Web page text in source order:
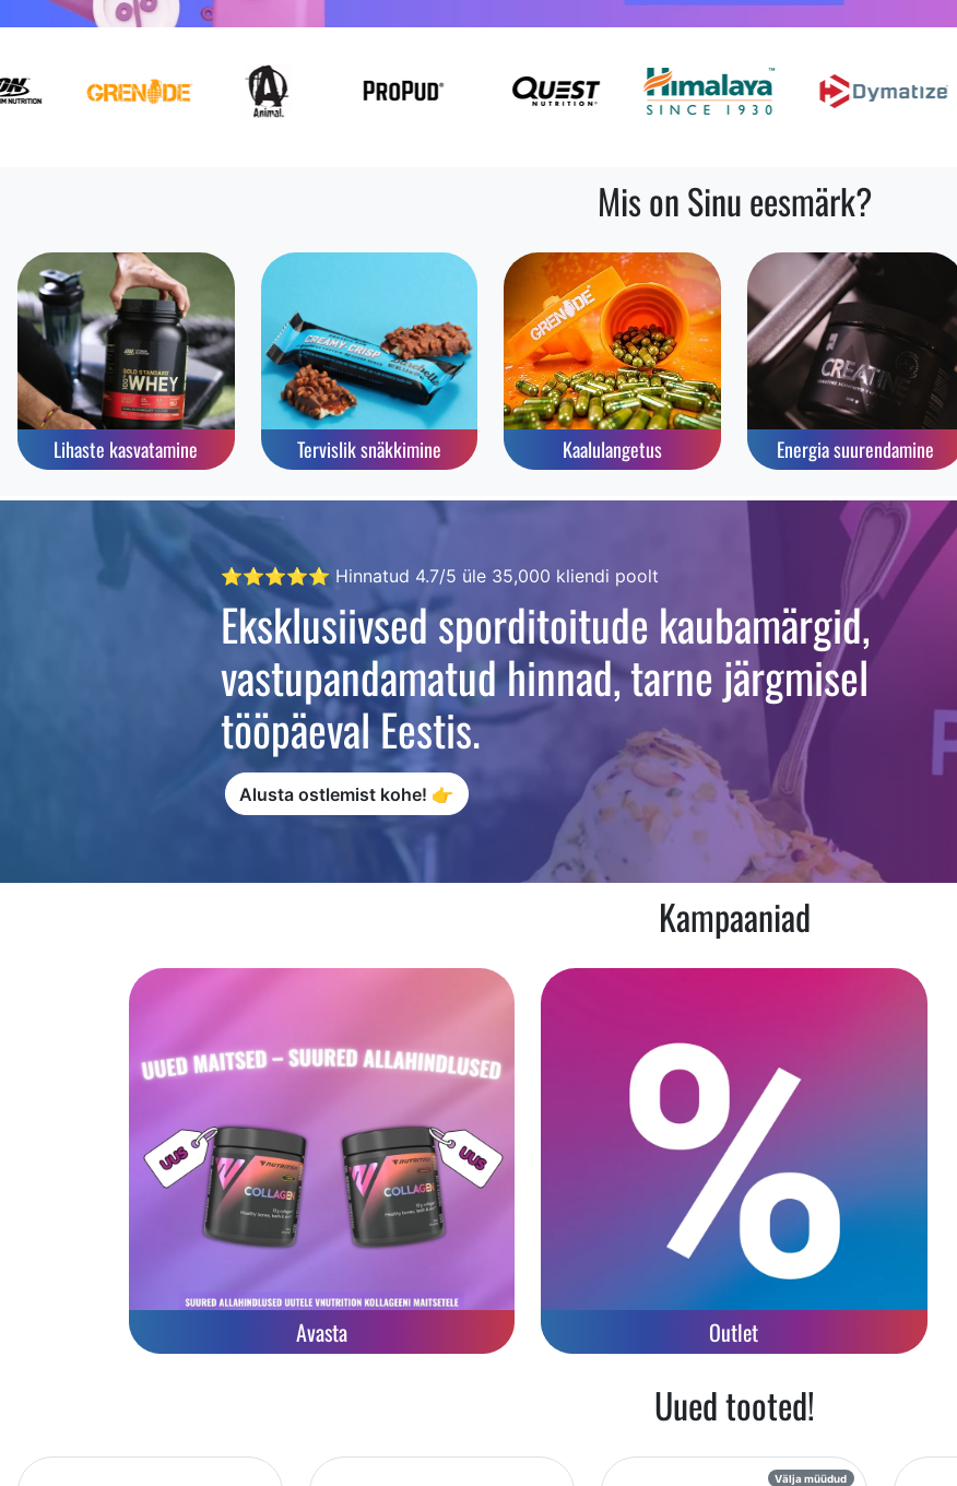
Mis on Sinu eesmärk?
Lihaste kasvatamine Tervislik snäkkimine Kaalulangetus Energia suurendamine
⭐⭐⭐⭐⭐ Hinnatud 4.7/5 üle 35,000 kliendi poolt
Eksklusiivsed sporditoitude kaubamärgid,
vastupandamatud hinnad, tarne järgmisel
tööpäeval Eestis.
Alusta ostlemist kohe! 👉
Kampaaniad
Avasta Outlet
Uued tooted!
Välja müüdud